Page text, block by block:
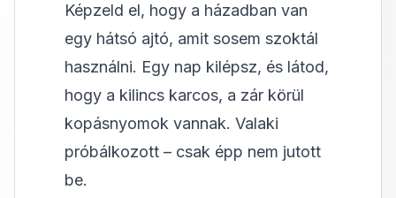
Képzeld el, hogy a házadban van
egy hátsó ajtó, amit sosem szoktál
használni. Egy nap kilépsz, és látod,
hogy a kilincs karcos, a zár körül
kopásnyomok vannak. Valaki
próbálkozott – csak épp nem jutott
be.